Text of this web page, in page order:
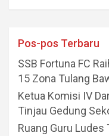
Pos-pos Terbaru
SSB Fortuna FC
15 Zona Tulang
Ketua Komisi IV
Tinjau Gedung
Ruang Guru Ludes